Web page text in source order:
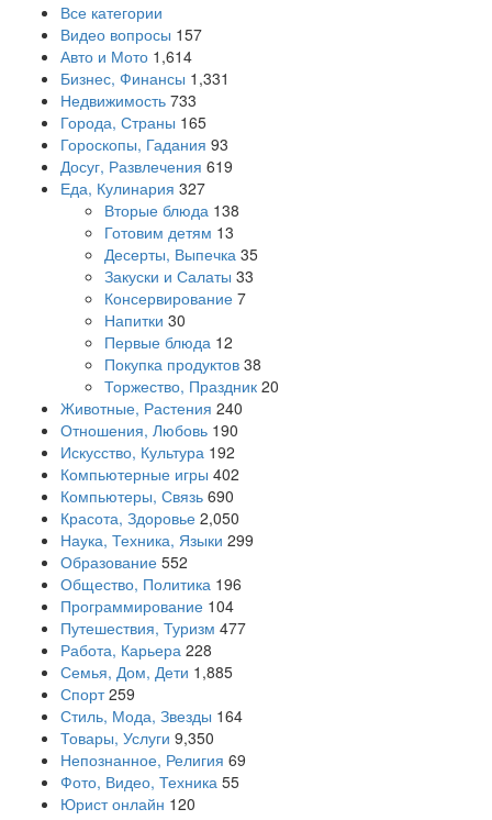
Все категории
Видео вопросы 157
Авто и Мото 1,614
Бизнес, Финансы 1,331
Недвижимость 733
Города, Страны 165
Гороскопы, Гадания 93
Досуг, Развлечения 619
Еда, Кулинария 327
Вторые блюда 138
Готовим детям 13
Десерты, Выпечка 35
Закуски и Салаты 33
Консервирование 7
Напитки 30
Первые блюда 12
Покупка продуктов 38
Торжество, Праздник 20
Животные, Растения 240
Отношения, Любовь 190
Искусство, Культура 192
Компьютерные игры 402
Компьютеры, Связь 690
Красота, Здоровье 2,050
Наука, Техника, Языки 299
Образование 552
Общество, Политика 196
Программирование 104
Путешествия, Туризм 477
Работа, Карьера 228
Семья, Дом, Дети 1,885
Спорт 259
Стиль, Мода, Звезды 164
Товары, Услуги 9,350
Непознанное, Религия 69
Фото, Видео, Техника 55
Юрист онлайн 120